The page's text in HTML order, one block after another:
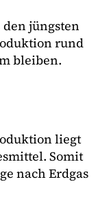
jüngsten
rund
bleiben.
liegt
Somit
nach Erdgas